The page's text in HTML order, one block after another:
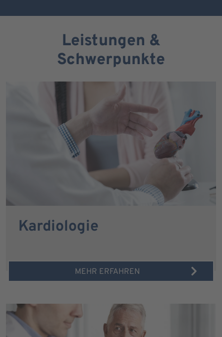
Leistungen &
Schwerpunkte
Kardiologie
MEHR ERFAHREN